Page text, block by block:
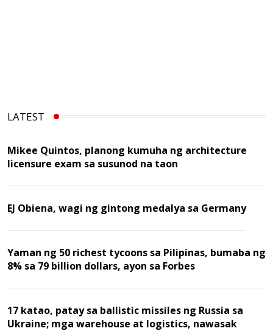
LATEST
Mikee Quintos, planong kumuha ng architecture
licensure exam sa susunod na taon
EJ Obiena, wagi ng gintong medalya sa Germany
Yaman ng 50 richest tycoons sa Pilipinas, bumaba ng
8% sa 79 billion dollars, ayon sa Forbes
17 katao, patay sa ballistic missiles ng Russia sa
Ukraine; mga warehouse at logistics, nawasak